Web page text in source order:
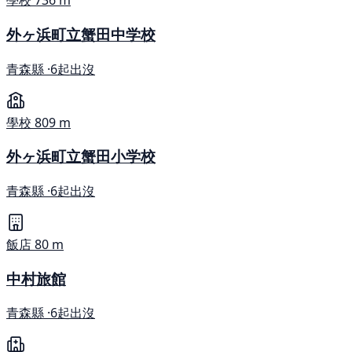
外ヶ浜町立蟹田中学校
青森縣 ·6起出沒
學校 809 m
外ヶ浜町立蟹田小学校
青森縣 ·6起出沒
飯店80 m
中村旅館
青森縣 ·6起出沒